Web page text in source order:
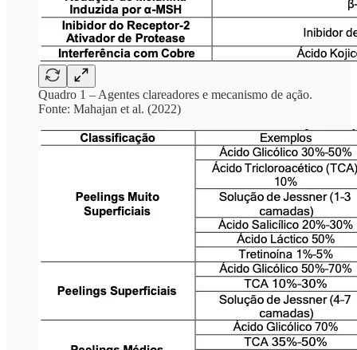
Quadro 1 – Agentes clareadores e mecanismo de ação.
Fonte: Mahajan et al. (2022)